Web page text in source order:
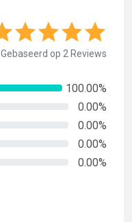
Gebaseerd op 2 Reviews
100.00%
0.00%
0.00%
0.00%
0.00%